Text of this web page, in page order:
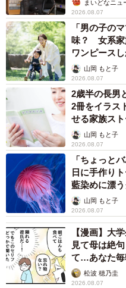
飼い主さんのそばにそっと
ことでしょう。
まいどなニュ
2026.08.07
「男の子の
味？ 女系家
ワンピース
へんが…
山岡 もと子
2026.08.07
2歳半の長男
2冊をイラス
せる家族ス
山岡 もと子
2026.08.07
「ちょっと
日に手作り
藍染めに漂
ごい」山岡 もと子
2026.08.07
【漫画】大
見て母は絶
て…あなた毎
松波 穂乃圭
2026.08.07